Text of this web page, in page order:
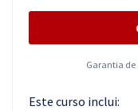
Garantia de
Este curso inclui: